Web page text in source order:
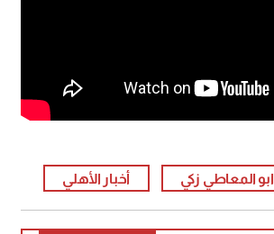
ابو المعاطي زكي أخبار الأهلي